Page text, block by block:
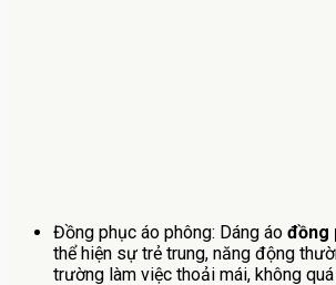
Đồng phục áo phông: Dáng áo đồng
thể hiện sự trẻ trung, năng động
trường làm việc thoải mái, không